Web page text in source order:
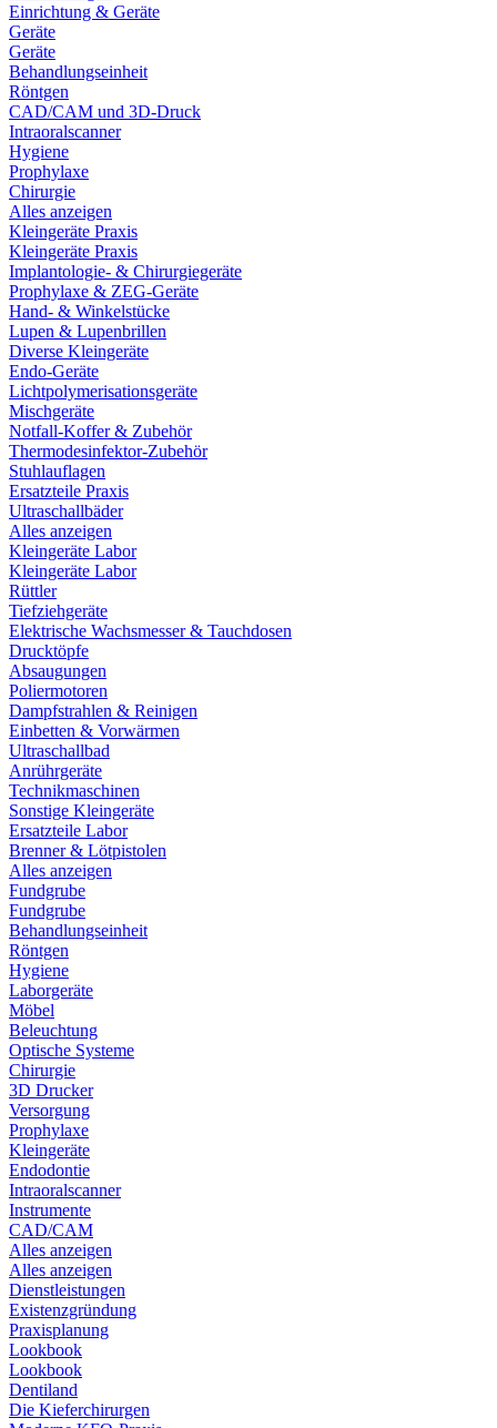
Einrichtung & Geräte
Geräte
Geräte
Behandlungseinheit
Röntgen
CAD/CAM und 3D-Druck
Intraoralscanner
Hygiene
Prophylaxe
Chirurgie
Alles anzeigen
Kleingeräte Praxis
Kleingeräte Praxis
Implantologie- & Chirurgiegeräte
Prophylaxe & ZEG-Geräte
Hand- & Winkelstücke
Lupen & Lupenbrillen
Diverse Kleingeräte
Endo-Geräte
Lichtpolymerisationsgeräte
Mischgeräte
Notfall-Koffer & Zubehör
Thermodesinfektor-Zubehör
Stuhlauflagen
Ersatzteile Praxis
Ultraschallbäder
Alles anzeigen
Kleingeräte Labor
Kleingeräte Labor
Rüttler
Tiefziehgeräte
Elektrische Wachsmesser & Tauchdosen
Drucktöpfe
Absaugungen
Poliermotoren
Dampfstrahlen & Reinigen
Einbetten & Vorwärmen
Ultraschallbad
Anrührgeräte
Technikmaschinen
Sonstige Kleingeräte
Ersatzteile Labor
Brenner & Lötpistolen
Alles anzeigen
Fundgrube
Fundgrube
Behandlungseinheit
Röntgen
Hygiene
Laborgeräte
Möbel
Beleuchtung
Optische Systeme
Chirurgie
3D Drucker
Versorgung
Prophylaxe
Kleingeräte
Endodontie
Intraoralscanner
Instrumente
CAD/CAM
Alles anzeigen
Alles anzeigen
Dienstleistungen
Existenzgründung
Praxisplanung
Lookbook
Lookbook
Dentiland
Die Kieferchirurgen